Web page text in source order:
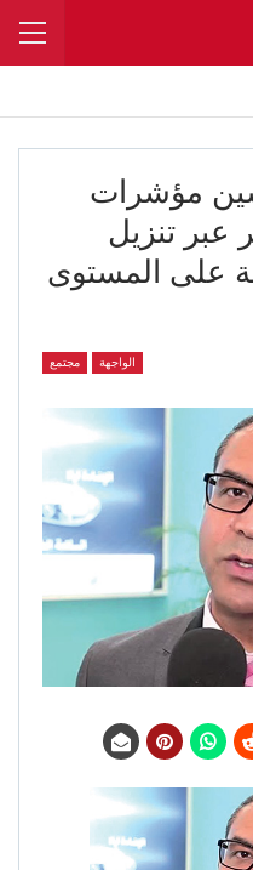
مؤشرات
عبر تنزيل
على المستوى
الواجهة مجتمع